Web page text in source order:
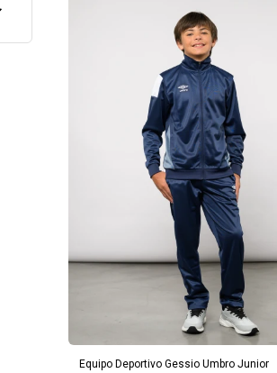
Equipo Deportivo Gessio Umbro Junior
AGREGAR AL CARRITO